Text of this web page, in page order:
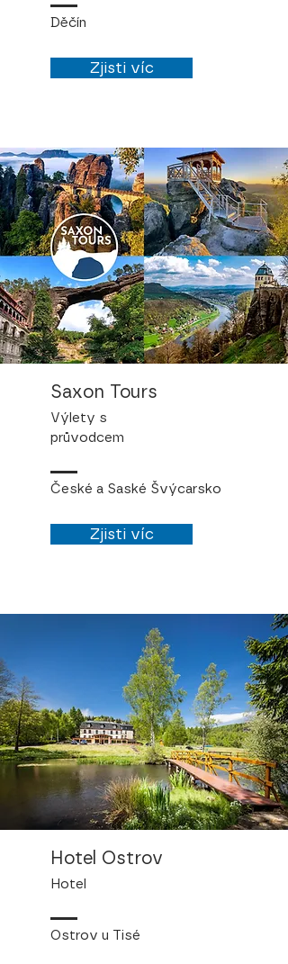
Děčín
Zjisti víc
Saxon Tours
Výlety s
průvodcem
České a Saské Švýcarsko
Zjisti víc
Hotel Ostrov
Hotel
Ostrov u Tisé